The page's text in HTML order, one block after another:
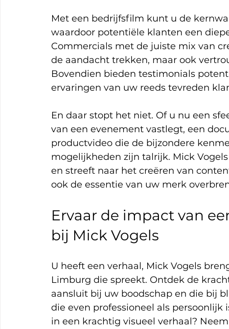
Met een bedrijfsfilm kunt u de
waardoor potentiële klanten een
Commercials met de juiste mix van
de aandacht trekken, maar ook
Bovendien bieden testimonials
ervaringen van uw reeds tevreden
En daar stopt het niet. Of u nu een
van een evenement vastlegt, een
productvideo die de bijzondere
mogelijkheden zijn talrijk. Mick
en streeft naar het creëren van
ook de essentie van uw merk
Ervaar de impact van
bij Mick Vogels
U heeft een verhaal, Mick Vogels
Limburg die spreekt. Ontdek de
aansluit bij uw boodschap en die bij
die even professioneel als
in een krachtig visueel verhaal?